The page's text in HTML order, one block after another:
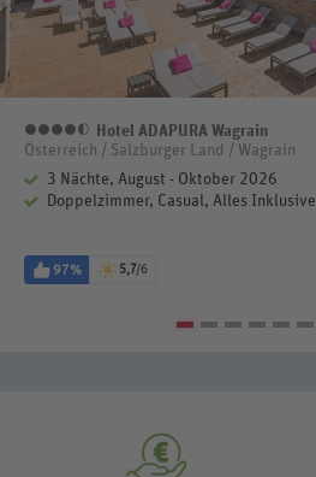
4,5 Sterne
Hotel ADAPURA Wagrain
Österreich / Salzburger Land / Wagrain
3 Nächte, August - Oktober 2026
Doppelzimmer, Casual, Alles Inklusive
97% 5,7/6